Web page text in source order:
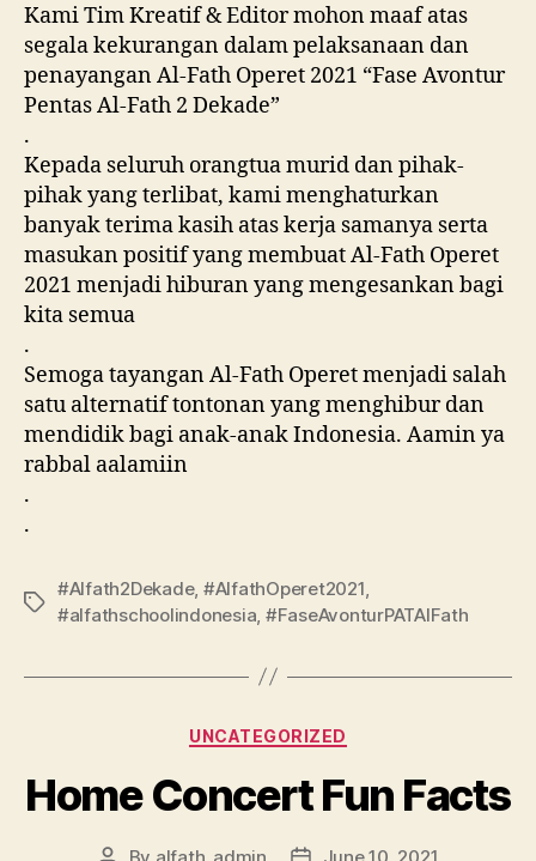
Kami Tim Kreatif & Editor mohon maaf atas
segala kekurangan dalam pelaksanaan dan
penayangan Al-Fath Operet 2021 “Fase Avontur
Pentas Al-Fath 2 Dekade”
.
Kepada seluruh orangtua murid dan pihak-
pihak yang terlibat, kami menghaturkan
banyak terima kasih atas kerja samanya serta
masukan positif yang membuat Al-Fath Operet
2021 menjadi hiburan yang mengesankan bagi
kita semua
.
Semoga tayangan Al-Fath Operet menjadi salah
satu alternatif tontonan yang menghibur dan
mendidik bagi anak-anak Indonesia. Aamin ya
rabbal aalamiin
.
.
#Alfath2Dekade, #AlfathOperet2021
#alfathschoolindonesia #FaseAvonturPATAlFath
UNCATEGORIZED
Home Concert Fun Facts